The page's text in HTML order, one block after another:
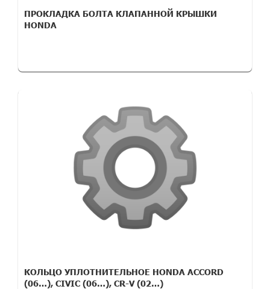
ПРОКЛАДКА БОЛТА КЛАПАННОЙ КРЫШКИ
HONDA
КОЛЬЦО УПЛОТНИТЕЛЬНОЕ HONDA ACCORD
(06…), CIVIC (06…), CR-V (02…)